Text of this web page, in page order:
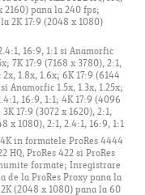
2160) pana la 240 fps;
la 2K 17:9 (2048 x 1080)
16:9, 1:1 si Anamorfic
7K 17:9 (7168 x 3780), 2:1,
1.8x, 1.6x; 6K 17:9 (6144
Anamorfic 1.5x, 1.3x, 1.25x;
16:9, 1:1; 4K 17:9 (4096
17:9 (3072 x 1620), 2:1,
x 1080), 2:1, 2.4:1, 16:9, 1:1
in formatele ProRes 4444
HQ, ProRes 422 si ProRes
formate; Inregistrare
la ProRes Proxy pana la
(2048 x 1080) pana la 60